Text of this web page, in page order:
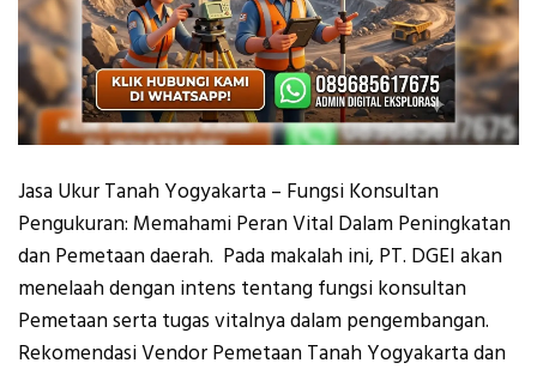
Jasa Ukur Tanah Yogyakarta – Fungsi Konsultan
Pengukuran: Memahami Peran Vital Dalam Peningkatan
dan Pemetaan daerah. Pada makalah ini, PT. DGEI akan
menelaah dengan intens tentang fungsi konsultan
Pemetaan serta tugas vitalnya dalam pengembangan.
Rekomendasi Vendor Pemetaan Tanah Yogyakarta dan